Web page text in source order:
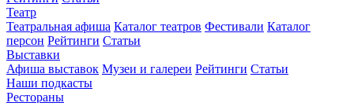
Театр
Театральная афиша Каталог театров Фестивали Каталог
персон Рейтинги Статьи
Выставки
Афиша выставок Музеи и галереи Рейтинги Статьи
Наши подкасты
Рестораны